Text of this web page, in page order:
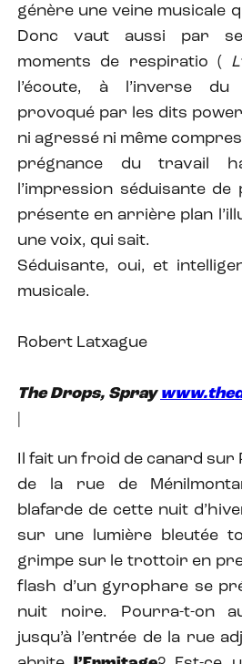
génère une veine musicale
Donc vaut aussi par
moments de respiratio (
l’écoute, à l’inverse
provoqué par les dits
ni agressé ni même
prégnance du travail
l’impression séduisante
présente en arrière plan
une voix, qui sait.
Séduisante, oui, et
musicale.
Robert Latxague
The Drops, Spray
Il fait un froid de canard sur
de la rue de
blafarde de cette nuit
sur une lumière bleutée
grimpe sur le trottoir en
flash d’un gyrophare se
nuit noire. Pourra-t-on
jusqu’à l’entrée de la rue